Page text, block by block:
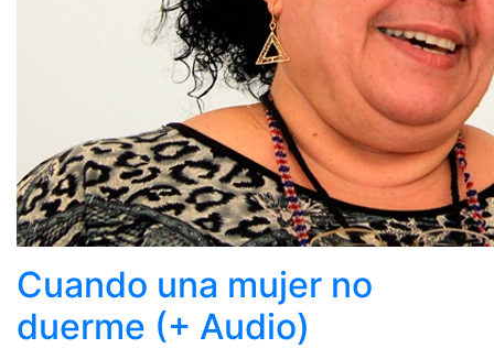
Cuando una mujer no
duerme (+ Audio)